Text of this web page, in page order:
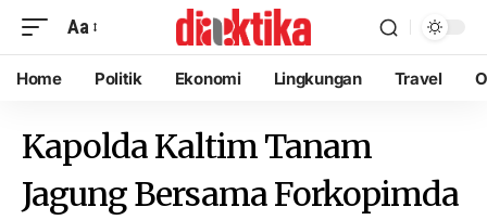
Aa
Home Politik Ekonomi Lingkungan Travel
Kapolda Kaltim Tanam
Jagung Bersama Forkopimda